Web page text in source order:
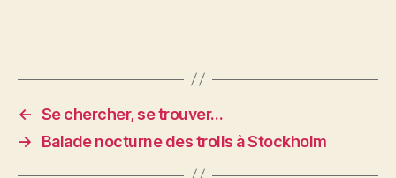
← Se chercher, se trouver…
→
Balade nocturne des trolls à Stockholm